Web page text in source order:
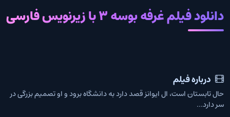
دانلود فیلم غرفه بوسه 3 با زیرنویس فارسی
درباره فیلم
حال تابستان است، ال ایوانز قصد دارد به دانشگاه برود و او تصمیم بزرگی در
سر دارد...